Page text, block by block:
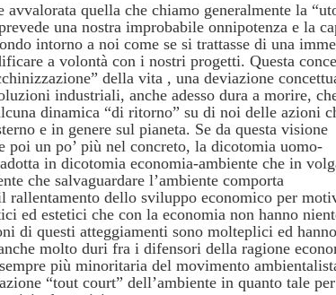
avvalorata quella che chiamo generalmente la
una nostra improbabile onnipotenza e la
intorno a noi come se si trattasse di una
a volontà con i nostri progetti. Questa
della vita , una deviazione
industriali, anche adesso dura a morire,
dinamica “di ritorno” su di noi delle azioni
e in genere sul pianeta. Se da questa visione
poi un po’ più nel concreto, la dicotomia uomo-
in dicotomia economia-ambiente che in
che salvaguardare l’ambiente comporta
rallentamento dello sviluppo economico per
ed estetici che con la economia non hanno
di questi atteggiamenti sono molteplici ed hanno
molto duri fra i difensori della ragione
sempre più minoritaria del movimento
“tout court” dell’ambiente in quanto tale per